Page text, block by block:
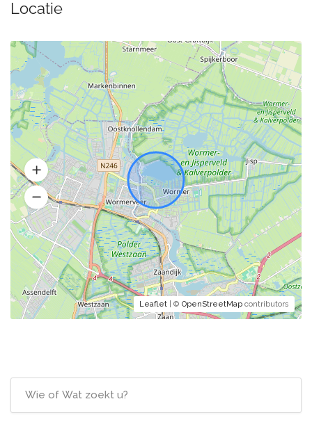
Locatie
Leaflet | © OpenStreetMap contributors